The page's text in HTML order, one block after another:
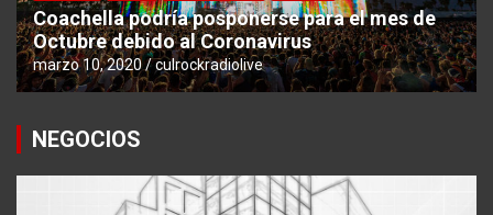
Coachella podría posponerse para el mes de
Octubre debido al Coronavirus
marzo 10, 2020 culrockradiolive
NEGOCIOS